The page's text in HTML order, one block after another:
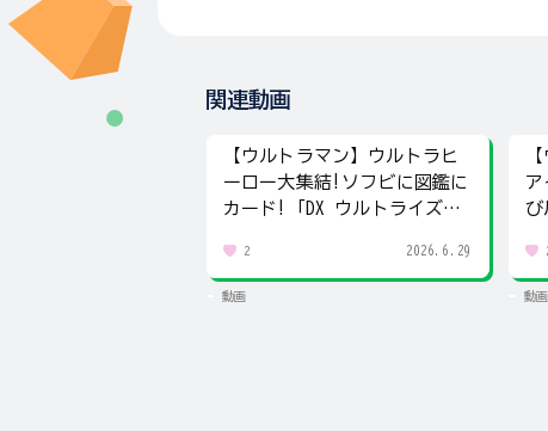
関連動画
【ウルトラマン】ウルトラヒ
ーロー大集結!ソフビに図鑑に
カード!「DX ウルトライズア
2 2026.6.29
動画
ア
び
動画